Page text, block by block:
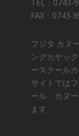
TEL：0743-
FAX：0743-
フジタ カヌ
ングカヤッ
ースクール
サイトでは
ール・カヌ
ます。